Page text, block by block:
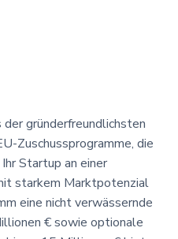
gründerfreundlichsten
Zuschussprogramme, die
Startup an einer
starkem Marktpotenzial
eine nicht verwässernde
€ sowie optionale